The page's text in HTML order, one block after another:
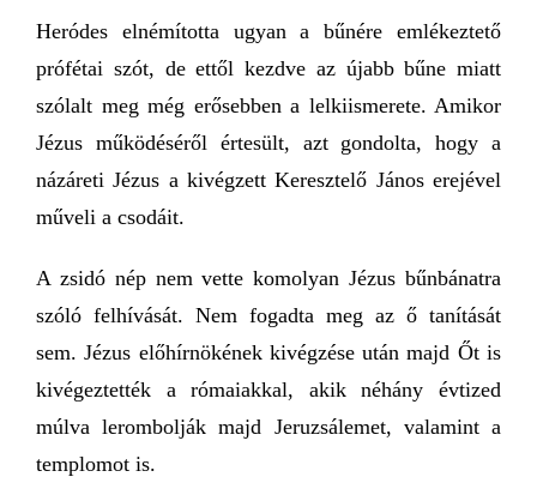
Heródes elnémította ugyan a bűnére emlékeztető
prófétai szót, de ettől kezdve az újabb bűne miatt
szólalt meg még erősebben a lelkiismerete. Amikor
Jézus működéséről értesült, azt gondolta, hogy a
názáreti Jézus a kivégzett Keresztelő János erejével
műveli a csodáit.
A zsidó nép nem vette komolyan Jézus bűnbánatra
szóló felhívását. Nem fogadta meg az ő tanítását
sem. Jézus előhírnökének kivégzése után majd Őt is
kivégeztették a rómaiakkal, akik néhány évtized
múlva lerombolják majd Jeruzsálemet, valamint a
templomot is.